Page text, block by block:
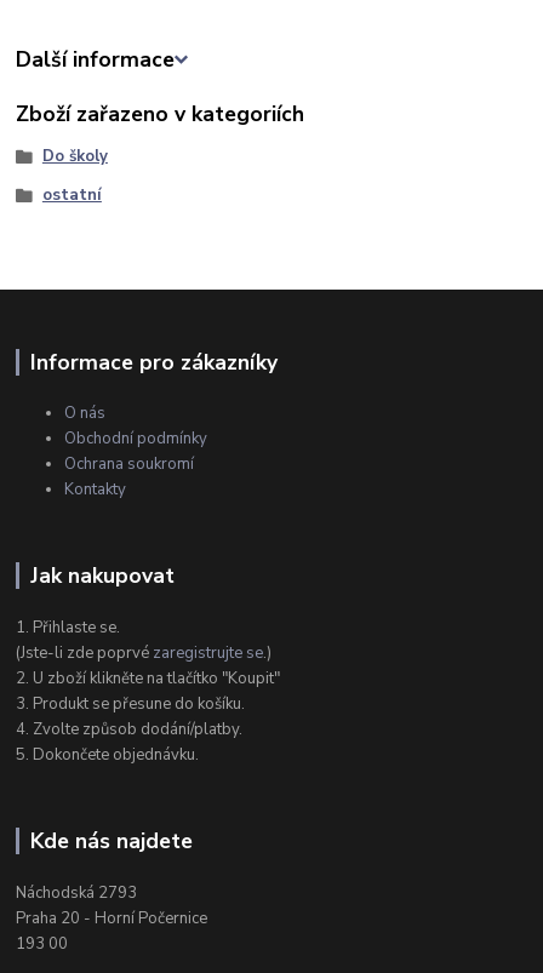
Další informace
Zboží zařazeno v kategoriích
Do školy
ostatní
Informace pro zákazníky
O nás
Obchodní podmínky
Ochrana soukromí
Kontakty
Jak nakupovat
1. Přihlaste se.
(Jste-li zde poprvé zaregistrujte se.)
2. U zboží klikněte na tlačítko "Koupit"
3. Produkt se přesune do košíku.
4. Zvolte způsob dodání/platby.
5. Dokončete objednávku.
Kde nás najdete
Náchodská 2793
Praha 20 - Horní Počernice
193 00